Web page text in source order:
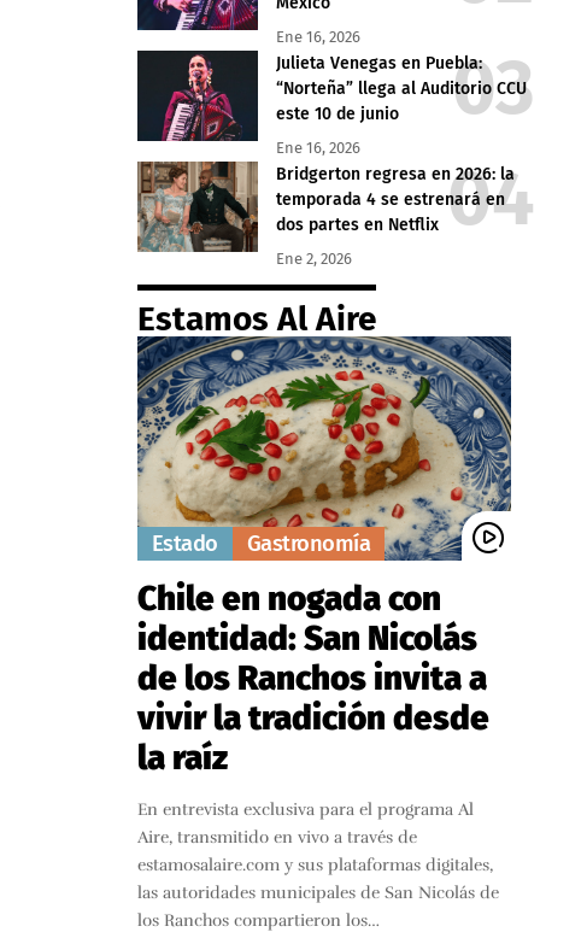
Ene 16, 2026
Julieta Venegas en Puebla:
“Norteña” llega al Auditorio CCU
este 10 de junio
Ene 16, 2026
Bridgerton regresa en 2026: la
temporada 4 se estrenará en
dos partes en Netflix
Ene 2, 2026
Estamos Al Aire
Estado Gastronomía
Chile en nogada con
identidad: San Nicolás
de los Ranchos invita a
vivir la tradición desde
la raíz
En entrevista exclusiva para el programa Al
Aire, transmitido en vivo a través de
estamosalaire.com y sus plataformas digitales,
las autoridades municipales de San Nicolás de
los Ranchos compartieron los…